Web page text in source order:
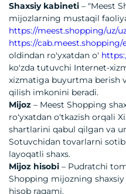
Shaxsiy kabineti – "Meest
mijozlarning mustaqil
https://meest.shopping/uz/
https://cab.meest.shopping/
oldindan ro'yxatdan o'
ko'zda tutuvchi Internet-
xizmatiga buyurtma berish
qilish imkonini beradi.
Mijoz – Meest Shopping
roʻyxatdan oʻtkazish orqali
shartlarini qabul qilgan va
Sotuvchidan tovarlarni
layoqatli shaxs.
Mijoz hisobi – Pudratchi
Shopping mijozning
hisob raqami.